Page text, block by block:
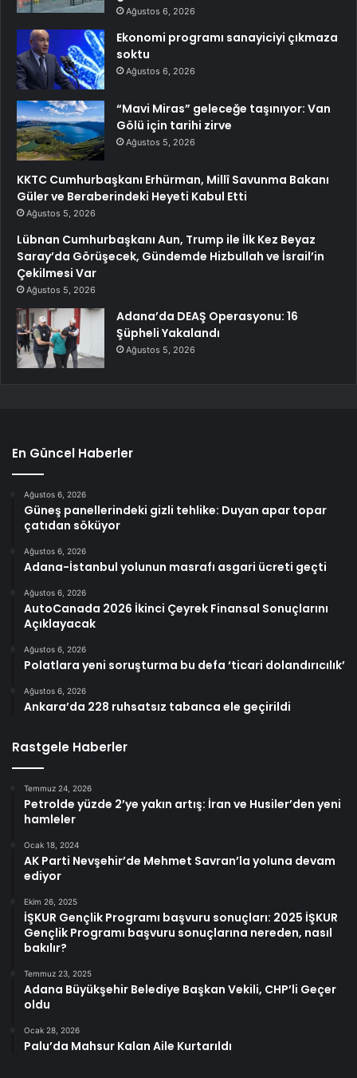
Ağustos 6, 2026
Ekonomi programı sanayiciyi çıkmaza
soktu
Ağustos 6, 2026
“Mavi Miras” geleceğe taşınıyor: Van
Gölü için tarihi zirve
Ağustos 5, 2026
KKTC Cumhurbaşkanı Erhürman, Millî Savunma Bakanı
Güler ve Beraberindeki Heyeti Kabul Etti
Ağustos 5, 2026
Lübnan Cumhurbaşkanı Aun, Trump ile İlk Kez Beyaz
Saray’da Görüşecek, Gündemde Hizbullah ve İsrail’in
Çekilmesi Var
Ağustos 5, 2026
Adana’da DEAŞ Operasyonu: 16
Şüpheli Yakalandı
Ağustos 5, 2026
En Güncel Haberler
Ağustos 6, 2026
Güneş panellerindeki gizli tehlike: Duyan apar topar
çatıdan söküyor
Ağustos 6, 2026
Adana-İstanbul yolunun masrafı asgari ücreti geçti
Ağustos 6, 2026
AutoCanada 2026 İkinci Çeyrek Finansal Sonuçlarını
Açıklayacak
Ağustos 6, 2026
Polatlara yeni soruşturma bu defa ‘ticari dolandırıcılık’
Ağustos 6, 2026
Ankara’da 228 ruhsatsız tabanca ele geçirildi
Rastgele Haberler
Temmuz 24, 2026
Petrolde yüzde 2’ye yakın artış: İran ve Husiler’den yeni
hamleler
Ocak 18, 2024
AK Parti Nevşehir’de Mehmet Savran’la yoluna devam
ediyor
Ekim 26, 2025
İŞKUR Gençlik Programı başvuru sonuçları: 2025 İŞKUR
Gençlik Programı başvuru sonuçlarına nereden, nasıl
bakılır?
Temmuz 23, 2025
Adana Büyükşehir Belediye Başkan Vekili, CHP’li Geçer
oldu
Ocak 28, 2026
Palu’da Mahsur Kalan Aile Kurtarıldı